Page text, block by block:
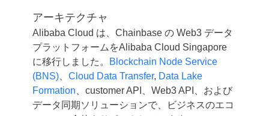
アーキテクチャ
Alibaba Cloud は、Chainbase の Web3 データ
プラットフォームをAlibaba Cloud Singapore
に移行しました。
Blockchain Node Service
(BNS)、 Cloud Data Transfer, Data Lake
Formation 、customer API、Web3 API、および
データ同期ソリューションで、ビジネスのエコ